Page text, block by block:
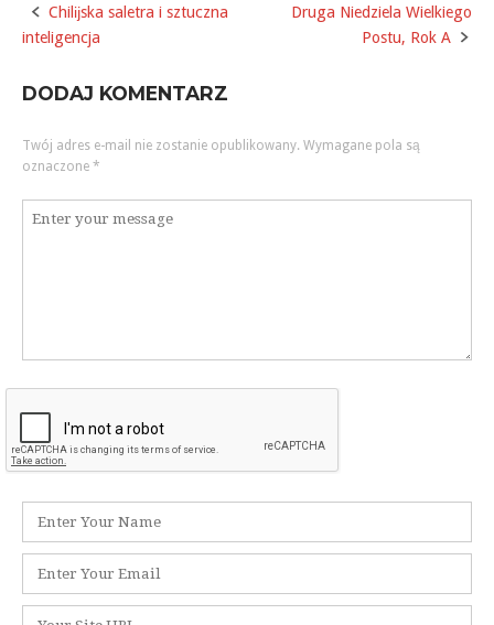
Post
Chilĳska saletra i sztuczna
inteligencja
Druga Niedziela Wielkiego
Postu, Rok A
DODAJ KOMENTARZ
Twój adres e-mail nie zostanie opublikowany. Wymagane pola są
oznaczone *
Komentarz
*
e-